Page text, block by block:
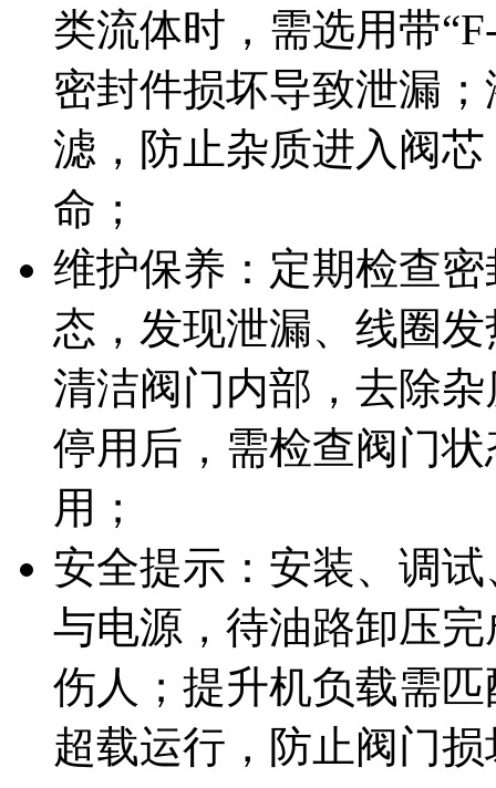
类流体时，需选用带
密封件损坏导致泄漏
滤，防止杂质进入阀
命；
维护保养：定期检查
态，发现泄漏、线圈
清洁阀门内部，去除
停用后，需检查阀门
用；
安全提示：安装、调
与电源，待油路卸压
伤人；提升机负载需
超载运行，防止阀门